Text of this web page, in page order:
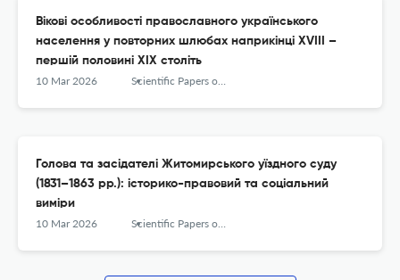
Вікові особливості православного українського
населення у повторних шлюбах наприкінці XVIII –
першій половині ХІХ століть
10 Mar 2026 Scientific Papers of the Vinnytsia Mykhailo Kotsyiubynskyi State Pedagogical University Series History
Голова та засідателі Житомирського уїздного суду
(1831–1863 рр.): історико-правовий та соціальний
виміри
10 Mar 2026 Scientific Papers of the Vinnytsia Mykhailo Kotsyiubynskyi State Pedagogical University Series History